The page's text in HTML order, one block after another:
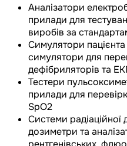
Аналізатори
прилади для
виробів за
Симулятори пацієнта
симулятори для
дефібриляторів та
Тестери
прилади для
SpO2
Системи радіаційної
дозиметри та